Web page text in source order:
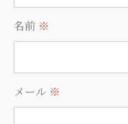
名前 ※
メール ※